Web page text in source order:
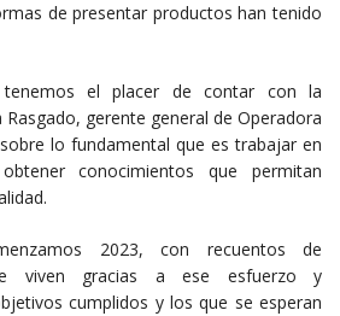
de presentar productos han tenido
el placer de contar con la
gerente general de Operadora
lo fundamental que es trabajar en
conocimientos que permitan
2023, con recuentos de
viven gracias a ese esfuerzo y
cumplidos y los que se esperan